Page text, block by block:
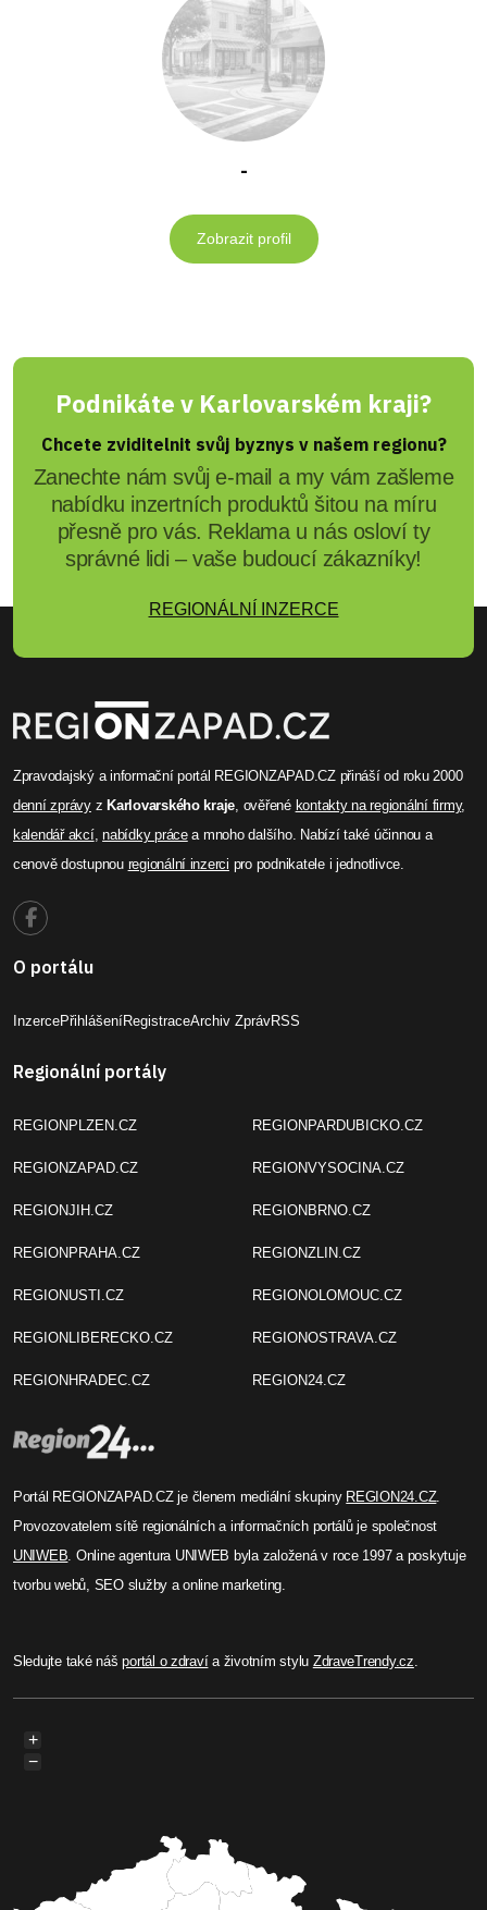
-
Zobrazit profil
Podnikáte v Karlovarském kraji?
Chcete zviditelnit svůj byznys v našem regionu?
Zanechte nám svůj e-mail a my vám zašleme
nabídku inzertních produktů šitou na míru
přesně pro vás. Reklama u nás osloví ty
správné lidi – vaše budoucí zákazníky!
REGIONÁLNÍ INZERCE
Zpravodajský a informační portál REGIONZAPAD.CZ přináší od roku 2000
denní zprávyz Karlovarského kraje, ověřené kontakty na regionální firmy,
kalendář akcí,nabídky prácea mnoho dalšího. Nabízí také účinnou a
cenově dostupnou regionální inzerci pro podnikatele i jednotlivce.
O portálu
InzercePřihlášeníRegistraceArchiv ZprávRSS
Regionální portály
REGIONPLZEN.CZ
REGIONZAPAD.CZ
REGIONJIH.CZ
REGIONPRAHA.CZ
REGIONUSTI.CZ
REGIONLIBERECKO.CZ
REGIONHRADEC.CZ
REGIONPARDUBICKO.CZ
REGIONVYSOCINA.CZ
REGIONBRNO.CZ
REGIONZLIN.CZ
REGIONOLOMOUC.CZ
REGIONOSTRAVA.CZ
REGION24.CZ
Portál REGIONZAPAD.CZ je členem mediální skupiny REGION24.CZ.
Provozovatelem sítě regionálních a informačních portálů je společnost
UNIWEB. Online agentura UNIWEB byla založená v roce 1997 a poskytuje
tvorbu webů, SEO služby a online marketing.
Sledujte také nášportál o zdravía životním stylu ZdraveTrendy.cz.
+
−